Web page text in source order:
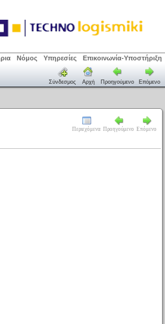
Νόμος Υπηρεσίες Επικοινωνία-Υποστήριξη
Σύνδεσμος Αρχή Προηγούμενο Επόμενο